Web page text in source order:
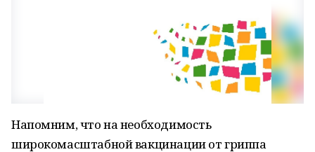
Напомним, что на необходимость
широкомасштабной вакцинации от гриппа